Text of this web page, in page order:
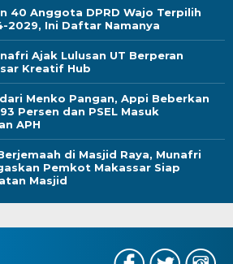
40 Anggota DPRD Wajo Terpilih
2029, Ini Daftar Namanya
Ajak Lulusan UT Berperan
Kreatif Hub
Menko Pangan, Appi Beberkan
Persen dan PSEL Masuk
APH
di Masjid Raya, Munafri
Pemkot Makassar Siap
Masjid